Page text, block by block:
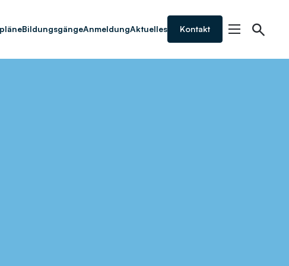
BildungsgängeAnmeldungAktuelles Kontakt